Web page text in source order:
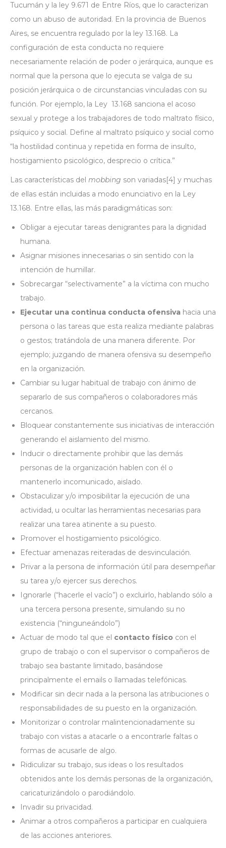
Tucumán y la ley 9.671 de Entre Ríos, que lo caracterizan
como un abuso de autoridad. En la provincia de Buenos
Aires, se encuentra regulado por la ley 13.168. La
configuración de esta conducta no requiere
necesariamente relación de poder o jerárquica, aunque es
normal que la persona que lo ejecuta se valga de su
posición jerárquica o de circunstancias vinculadas con su
función. Por ejemplo, la Ley 13.168 sanciona el acoso
sexual y protege a los trabajadores de todo maltrato físico,
psíquico y social. Define al maltrato psíquico y social como
“la hostilidad continua y repetida en forma de insulto,
hostigamiento psicológico, desprecio o crítica.”
Las características del mobbing son variadas[4] y muchas
de ellas están incluidas a modo enunciativo en la Ley
13.168. Entre ellas, las más paradigmáticas son:
Obligar a ejecutar tareas denigrantes para la dignidad
humana.
Asignar misiones innecesarias o sin sentido con la
intención de humillar.
Sobrecargar “selectivamente” a la víctima con mucho
trabajo.
Ejecutar una continua conducta ofensiva hacia una
persona o las tareas que esta realiza mediante palabras
o gestos; tratándola de una manera diferente. Por
ejemplo; juzgando de manera ofensiva su desempeño
en la organización.
Cambiar su lugar habitual de trabajo con ánimo de
separarlo de sus compañeros o colaboradores más
cercanos.
Bloquear constantemente sus iniciativas de interacción
generando el aislamiento del mismo.
Inducir o directamente prohibir que las demás
personas de la organización hablen con él o
mantenerlo incomunicado, aislado.
Obstaculizar y/o imposibilitar la ejecución de una
actividad, u ocultar las herramientas necesarias para
realizar una tarea atinente a su puesto.
Promover el hostigamiento psicológico.
Efectuar amenazas reiteradas de desvinculación.
Privar a la persona de información útil para desempeñar
su tarea y/o ejercer sus derechos.
Ignorarle (“hacerle el vacío”) o excluirlo, hablando sólo a
una tercera persona presente, simulando su no
existencia (“ninguneándolo”)
Actuar de modo tal que el contacto físico con el
grupo de trabajo o con el supervisor o compañeros de
trabajo sea bastante limitado, basándose
principalmente el emails o llamadas telefónicas.
Modificar sin decir nada a la persona las atribuciones o
responsabilidades de su puesto en la organización.
Monitorizar o controlar malintencionadamente su
trabajo con vistas a atacarle o a encontrarle faltas o
formas de acusarle de algo.
Ridiculizar su trabajo, sus ideas o los resultados
obtenidos ante los demás personas de la organización,
caricaturizándolo o parodiándolo.
Invadir su privacidad.
Animar a otros compañeros a participar en cualquiera
de las acciones anteriores.